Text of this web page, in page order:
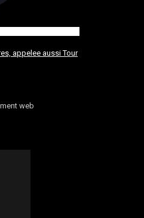
appelee aussi Tour
web